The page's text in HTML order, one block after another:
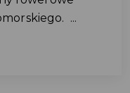
...